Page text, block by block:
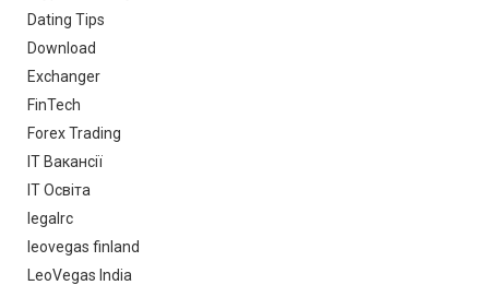
Dating Tips
Download
Exchanger
FinTech
Forex Trading
IT Вакансії
IT Освіта
legalrc
leovegas finland
LeoVegas India